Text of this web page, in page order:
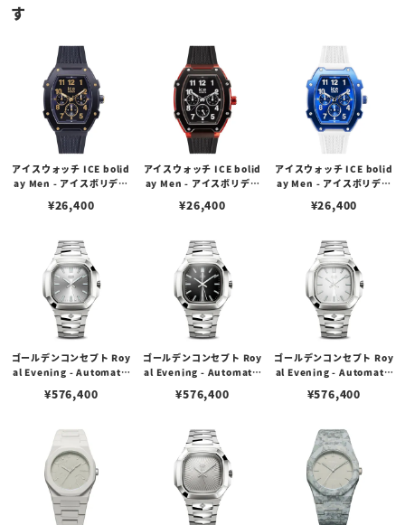
す
アイスウォッチ ICE bolid
ay Men - アイスボリデイ
ディアム）
¥26,400
アイスウォッチ ICE bolid
ay Men - アイスボリデイ
ディアム）
¥26,400
アイスウォッチ ICE bolid
ay Men - アイスボリデイ
ディアム）
¥26,400
ゴールデンコンセプト Roy
al Evening - Automatic
ier Silver
¥576,400
ゴールデンコンセプト Roy
al Evening - Automatic
x Black
¥576,400
ゴールデンコンセプト Roy
al Evening - Automatic
ona White
¥576,400